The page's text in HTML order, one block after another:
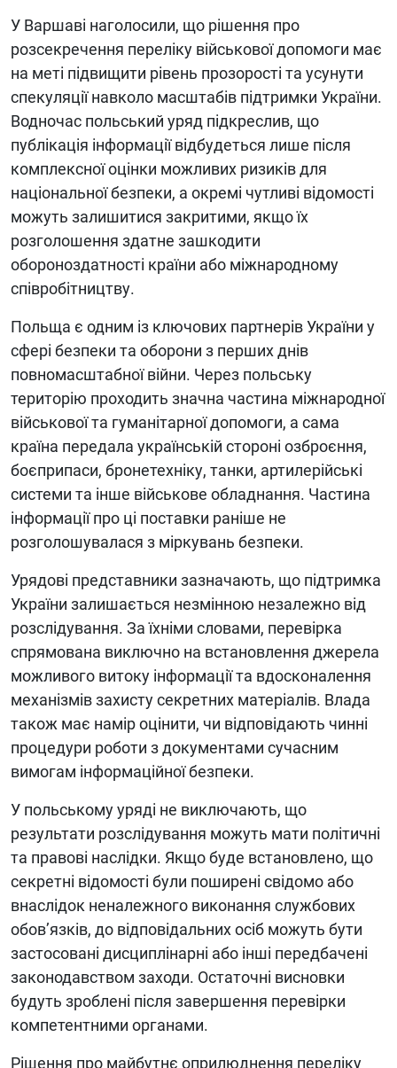
У Варшаві наголосили, що рішення про
розсекречення переліку військової допомоги має
на меті підвищити рівень прозорості та усунути
спекуляції навколо масштабів підтримки України.
Водночас польський уряд підкреслив, що
публікація інформації відбудеться лише після
комплексної оцінки можливих ризиків для
національної безпеки, а окремі чутливі відомості
можуть залишитися закритими, якщо їх
розголошення здатне зашкодити
обороноздатності країни або міжнародному
співробітництву.
Польща є одним із ключових партнерів України у
сфері безпеки та оборони з перших днів
повномасштабної війни. Через польську
територію проходить значна частина міжнародної
військової та гуманітарної допомоги, а сама
країна передала українській стороні озброєння,
боєприпаси, бронетехніку, танки, артилерійські
системи та інше військове обладнання. Частина
інформації про ці поставки раніше не
розголошувалася з міркувань безпеки.
Урядові представники зазначають, що підтримка
України залишається незмінною незалежно від
розслідування. За їхніми словами, перевірка
спрямована виключно на встановлення джерела
можливого витоку інформації та вдосконалення
механізмів захисту секретних матеріалів. Влада
також має намір оцінити, чи відповідають чинні
процедури роботи з документами сучасним
вимогам інформаційної безпеки.
У польському уряді не виключають, що
результати розслідування можуть мати політичні
та правові наслідки. Якщо буде встановлено, що
секретні відомості були поширені свідомо або
внаслідок неналежного виконання службових
обов’язків, до відповідальних осіб можуть бути
застосовані дисциплінарні або інші передбачені
законодавством заходи. Остаточні висновки
будуть зроблені після завершення перевірки
компетентними органами.
Рішення про майбутнє оприлюднення переліку